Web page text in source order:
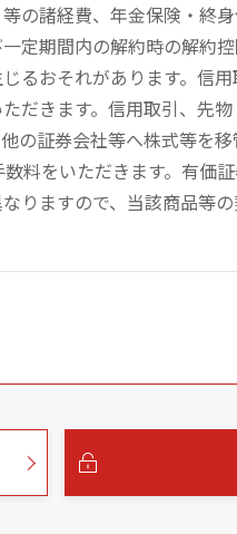
の諸経費、年金保険・終
定期間内の解約時の解約
るおそれがあります。信
だきます。信用取引、先
の証券会社等へ株式等を
料をいただきます。有価
りますので、当該商品等